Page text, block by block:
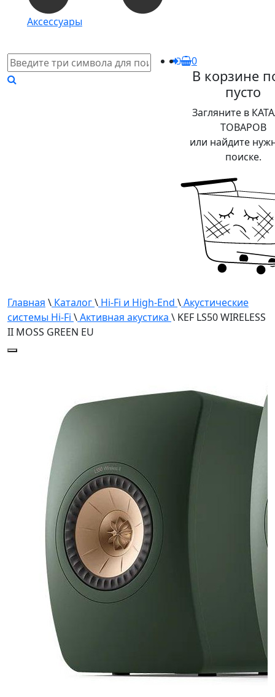
Аксессуары
0
В корзине
пусто
Загляните в
ТОВАРОВ
или найдите
поиске.
Главная \ Каталог\ Hi-Fi и High-End \Акустические
системы Hi-Fi \Активная акустика \ KEF LS50 WIRELESS
II MOSS GREEN EU